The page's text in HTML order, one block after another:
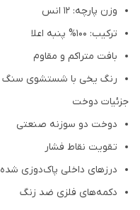
وزن پارچه: 12 انس
ترکیب: 100% پنبه اعلا
بافت متراکم و مقاوم
رنگ یخی با شستشوی سنگ
جزئیات دوخت
دوخت دو سوزنه صنعتی
تقویت نقاط فشار
درزهای داخلی پاک‌دوزی شده
دکمه‌های فلزی ضد زنگ